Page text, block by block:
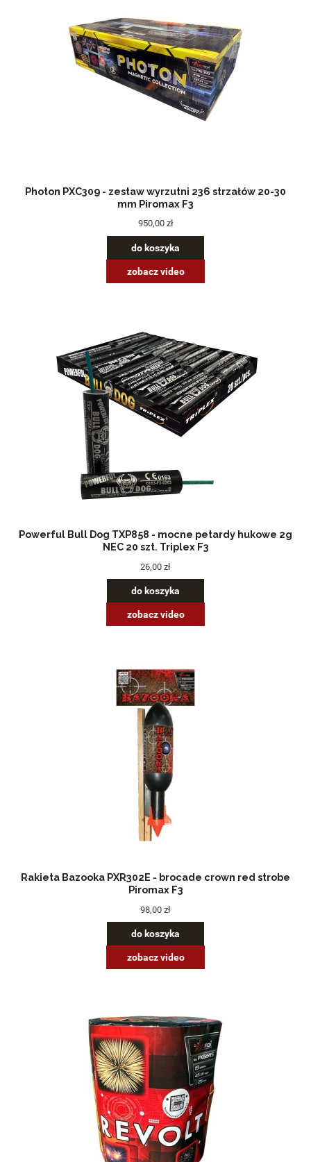
Photon PXC309 - zestaw wyrzutni 236 strzałów 20-30
mm Piromax F3
950,00 zł
do koszyka
zobacz video
Powerful Bull Dog TXP858 - mocne petardy hukowe 2g
NEC 20 szt. Triplex F3
26,00 zł
do koszyka
zobacz video
Rakieta Bazooka PXR302E - brocade crown red strobe
Piromax F3
98,00 zł
do koszyka
zobacz video